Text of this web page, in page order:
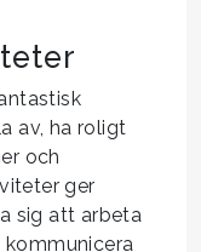
av, ha roligt
och
ger
sig att arbeta